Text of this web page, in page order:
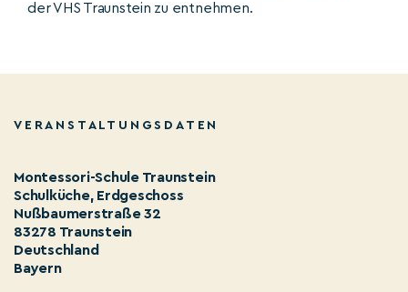
der VHS Traunstein zu entnehmen.
VERANSTALTUNGSDATEN
Montessori-Schule Traunstein
Schulküche, Erdgeschoss
Nußbaumerstraße 32
83278 Traunstein
Deutschland
Bayern